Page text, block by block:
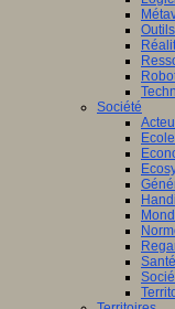
Société
Santé